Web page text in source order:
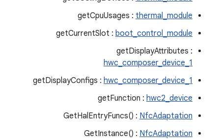
getCpuUsages : thermal_module
getCurrentSlot : boot_control_module
getDisplayAttributes :
hwc_composer_device_1
getDisplayConfigs : hwc_composer_device_1
getFunction : hwc2_device
GetHalEntryFuncs() : NfcAdaptation
GetInstance() : NfcAdaptation